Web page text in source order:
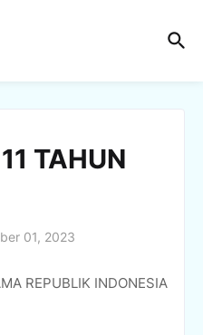
TAHUN
01, 2023
REPUBLIK INDONESIA